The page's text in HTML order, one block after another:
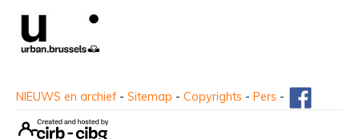
NIEUWS en archief - Sitemap - Copyrights - Pers -